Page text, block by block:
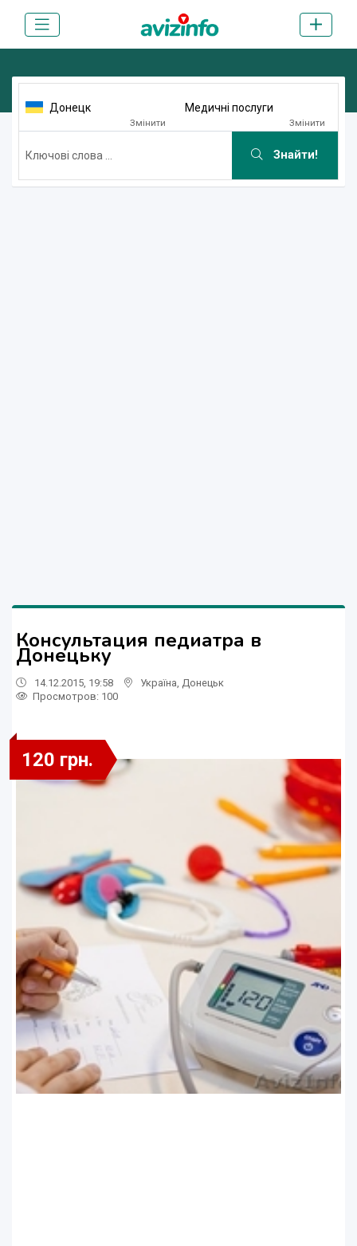
Донецк
Змінити
Медичні послуги
Змінити
Знайти!
Консультация педиатра в
Донецьку
14.12.2015, 19:58 Україна Донецьк
Просмотров: 100
120 грн.